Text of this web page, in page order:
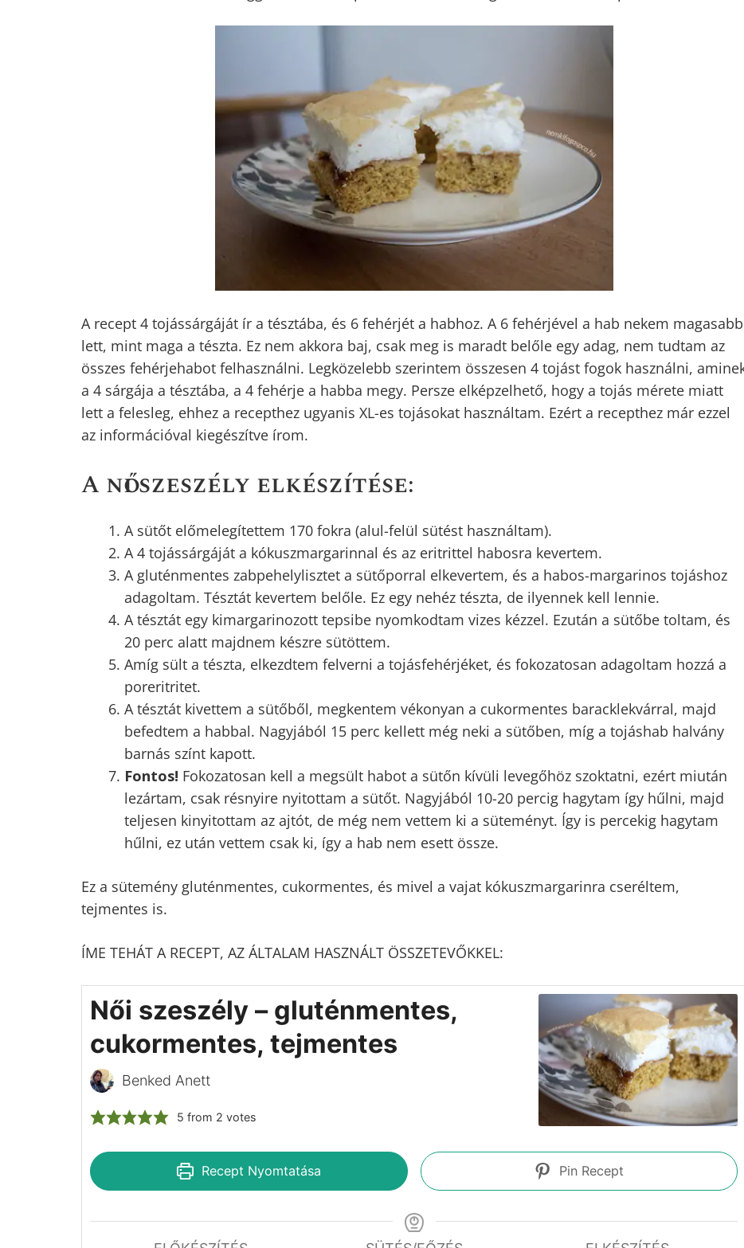
A recept 4 tojássárgáját ír a tésztába, és 6 fehérjét a habhoz. A 6 fehérjével a hab nekem magasabb
lett, mint maga a tészta. Ez nem akkora baj, csak meg is maradt belőle egy adag, nem tudtam az
összes fehérjehabot felhasználni. Legközelebb szerintem összesen 4 tojást fogok használni, aminek
a 4 sárgája a tésztába, a 4 fehérje a habba megy. Persze elképzelhető, hogy a tojás mérete miatt
az információval kiegészítve írom.
A női szeszély elkészítése:
A sütőt előmelegítettem 170 fokra (alul-felül sütést használtam).
A 4 tojássárgáját a kókuszmargarinnal és az eritrittel habosra kevertem.
A gluténmentes zabpehelylisztet a sütőporral elkevertem, és a habos-margarinos tojáshoz
adagoltam. Tésztát kevertem belőle. Ez egy nehéz tészta, de ilyennek kell lennie.
A tésztát egy kimargarinozott tepsibe nyomkodtam vizes kézzel. Ezután a sütőbe toltam, és
20 perc alatt majdnem készre sütöttem.
Amíg sült a tészta, elkezdtem felverni a tojásfehérjéket, és fokozatosan adagoltam hozzá a
poreritritet.
A tésztát kivettem a sütőből, megkentem vékonyan a cukormentes baracklekvárral, majd
befedtem a habbal. Nagyjából 15 perc kellett még neki a sütőben, míg a tojáshab halvány
barnás színt kapott.
Fontos! Fokozatosan kell a megsült habot a sütőn kívüli levegőhöz szoktatni, ezért miután
lezártam, csak résnyire nyitottam a sütőt. Nagyjából 10-20 percig hagytam így hűlni, majd
hűlni, ez után vettem csak ki, így a hab nem esett össze.
tejmentes is.
ÍME TEHÁT A RECEPT, AZ ÁLTALAM HASZNÁLT ÖSSZETEVŐKKEL:
Női szeszély – gluténmentes,
cukormentes, tejmentes
Benked Anett